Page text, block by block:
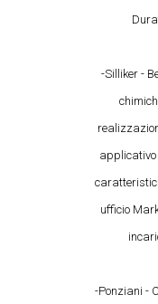
-Silliker -
ufficio
-Ponziani -